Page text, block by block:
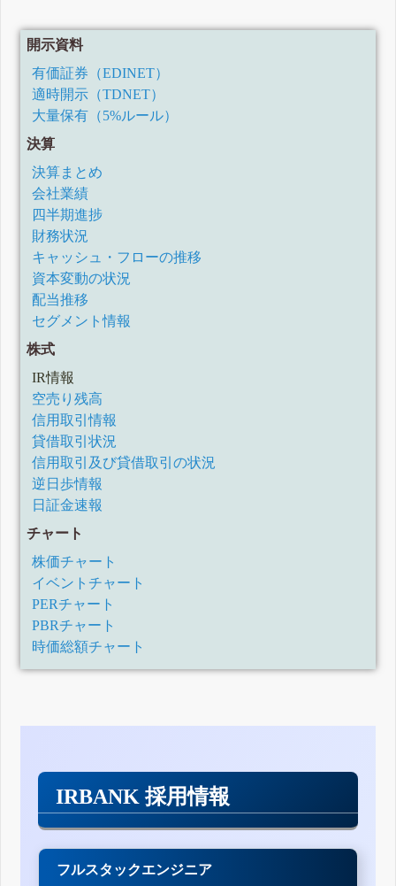
開示資料
有価証券（EDINET）
適時開示（TDNET）
大量保有（5%ルール）
決算
決算まとめ
会社業績
四半期進捗
財務状況
キャッシュ・フローの推移
資本変動の状況
配当推移
セグメント情報
株式
IR情報
空売り残高
信用取引情報
貸借取引状況
信用取引及び貸借取引の状況
逆日歩情報
日証金速報
チャート
株価チャート
イベントチャート
PERチャート
PBRチャート
時価総額チャート
IRBANK 採用情報
フルスタックエンジニア